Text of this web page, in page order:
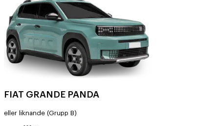
FIAT GRANDE PANDA
eller liknande (Grupp B)